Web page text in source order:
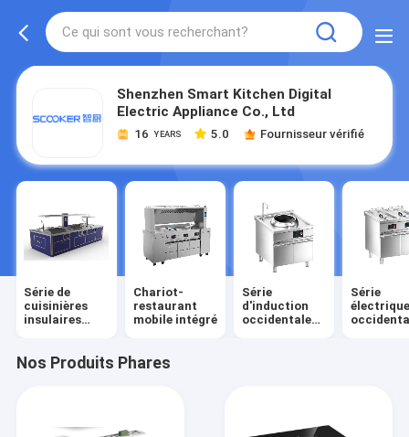
Shenzhen Smart Kitchen Digital
Electric Appliance Co., Ltd
16 YEARS 5.0 Fournisseur vérifié
Série de
cuisinières
insulaires
Chariot-
restaurant
mobile intégré
Série
d'induction
occidentale
Série
Nos Produits Phares